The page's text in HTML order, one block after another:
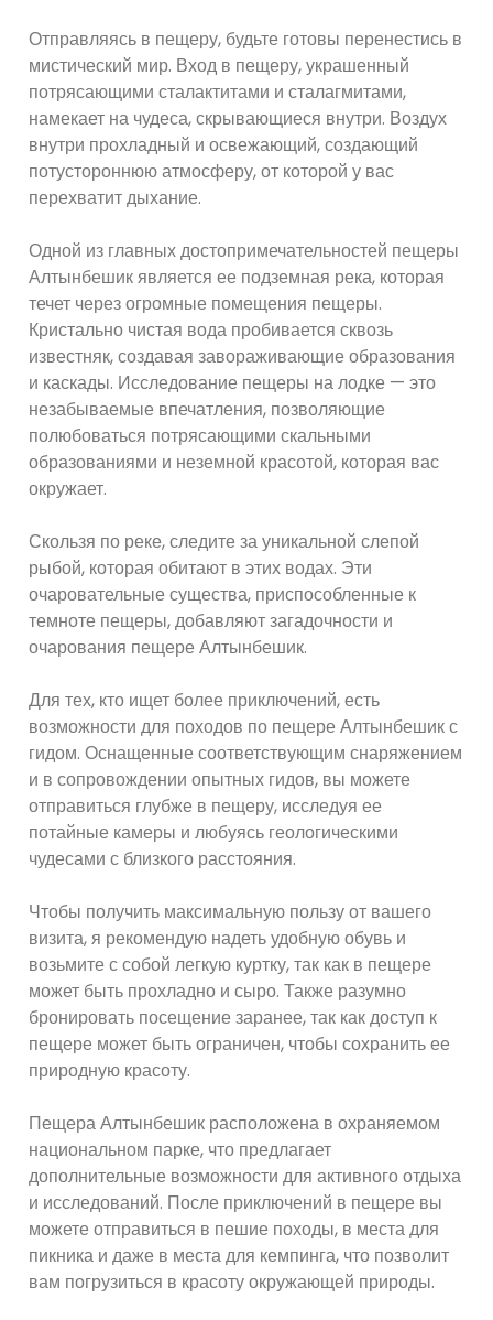
Отправляясь в пещеру, будьте готовы перенестись в
мистический мир. Вход в пещеру, украшенный
потрясающими сталактитами и сталагмитами,
намекает на чудеса, скрывающиеся внутри. Воздух
внутри прохладный и освежающий, создающий
потустороннюю атмосферу, от которой у вас
перехватит дыхание.
Одной из главных достопримечательностей пещеры
Алтынбешик является ее подземная река, которая
течет через огромные помещения пещеры.
Кристально чистая вода пробивается сквозь
известняк, создавая завораживающие образования
и каскады. Исследование пещеры на лодке — это
незабываемые впечатления, позволяющие
полюбоваться потрясающими скальными
образованиями и неземной красотой, которая вас
окружает.
Скользя по реке, следите за уникальной слепой
рыбой, которая обитают в этих водах. Эти
очаровательные существа, приспособленные к
темноте пещеры, добавляют загадочности и
очарования пещере Алтынбешик.
Для тех, кто ищет более приключений, есть
возможности для походов по пещере Алтынбешик с
гидом. Оснащенные соответствующим снаряжением
и в сопровождении опытных гидов, вы можете
отправиться глубже в пещеру, исследуя ее
потайные камеры и любуясь геологическими
чудесами с близкого расстояния.
Чтобы получить максимальную пользу от вашего
визита, я рекомендую надеть удобную обувь и
возьмите с собой легкую куртку, так как в пещере
может быть прохладно и сыро. Также разумно
бронировать посещение заранее, так как доступ к
пещере может быть ограничен, чтобы сохранить ее
природную красоту.
Пещера Алтынбешик расположена в охраняемом
национальном парке, что предлагает
дополнительные возможности для активного отдыха
и исследований. После приключений в пещере вы
можете отправиться в пешие походы, в места для
пикника и даже в места для кемпинга, что позволит
вам погрузиться в красоту окружающей природы.